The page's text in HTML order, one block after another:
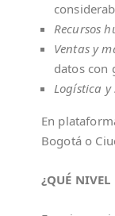
Recursos
Ventas y
datos con
Logística
En
Bogotá o
¿QUÉ NIVEL